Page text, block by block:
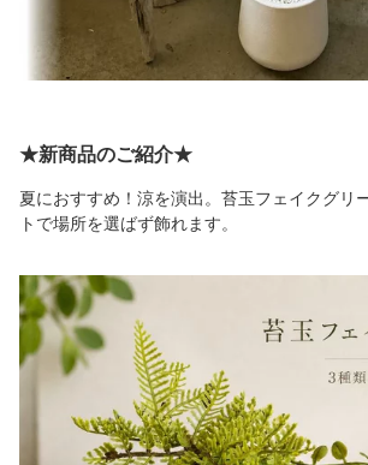
★新商品のご紹介★
夏におすすめ！涼を演出。苔玉フェイクグリ
トで場所を選ばず飾れます。